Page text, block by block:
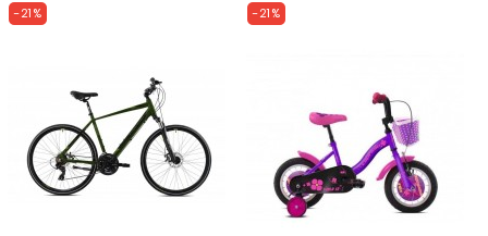
-21% -21%